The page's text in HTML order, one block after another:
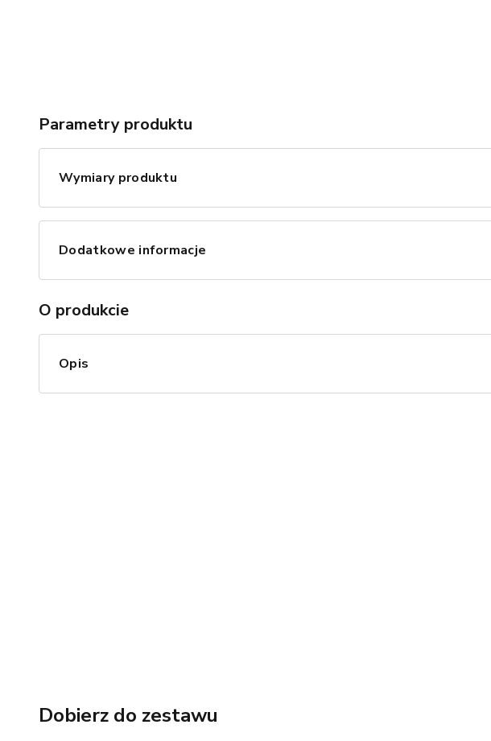
Parametry produktu
Wymiary produktu
Dodatkowe informacje
O produkcie
Opis
Dobierz do zestawu